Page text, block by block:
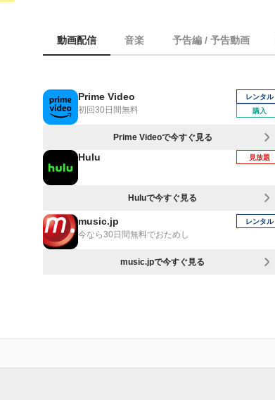
動画配信 音楽 予告編 / 予告動画
Prime Video
初回30日間無料
レンタル
購入
Prime Videoで今すぐ見る
Hulu 見放題
Huluで今すぐ見る
music.jp
今なら30日間無料でおためし
レンタル
music.jpで今すぐ見る